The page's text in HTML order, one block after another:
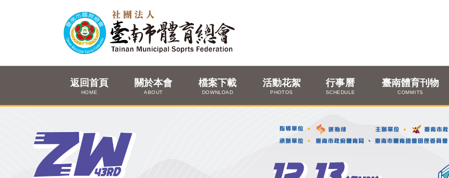
返回首頁
HOME
關於本會
ABOUT
檔案下載
DOWNLOAD
活動花絮
PHOTOS
行事曆
SCHEDULE
臺南體育刊物
COMMITS